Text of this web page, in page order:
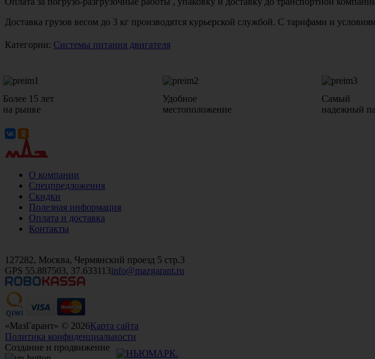
Доставка грузов весом до 3 кг производятся курьерской службой. С тарифами и
Категории: Системы питания двигателя
Более 15 лет
на рынке
Удобное
местоположение
Самый
надежный
О компании
Спецпредложения
Скидки
Полезная информация
Оплата и доставка
Контакты
127282, Москва, Чермянский проезд 5 стр.3
GPS 55.887503, 37.633113info@mazgarant.ru
«МазГарант» © 2026Карта сайта
Политика конфиденциальности
Создание и продвижение